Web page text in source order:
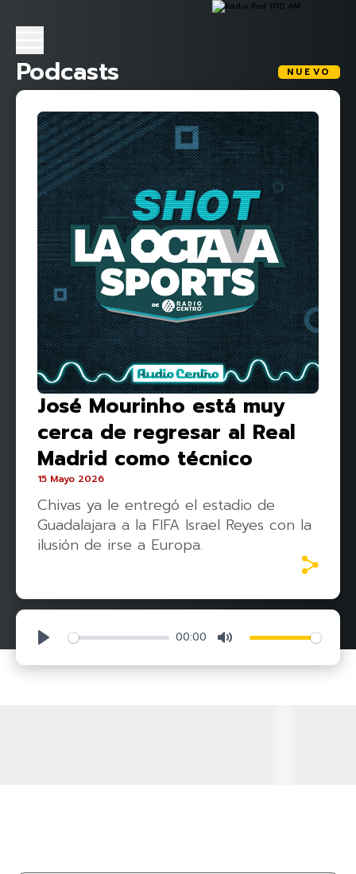
Podcasts NUEVO
José Mourinho está muy
cerca de regresar al Real
Madrid como técnico
15 Mayo 2026
Chivas ya le entregó el estadio de
Guadalajara a la FIFA Israel Reyes con la
ilusión de irse a Europa.
Play 00:00 Mute